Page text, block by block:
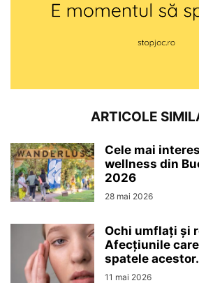
ARTICOLE
Cele mai
wellness din
2026
28 mai 2026
Ochi umflați și
Afecțiunile
spatele
11 mai 2026